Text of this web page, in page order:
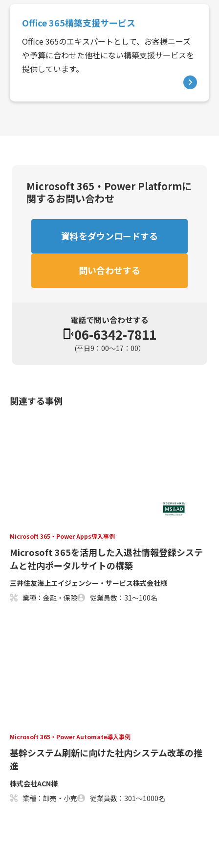
Office 365構築支援サービス
Office 365のエキスパートとして、お客様ニーズ
や予算に合わせた他社にない構築支援サービスを
提供しています。
Microsoft 365・Power Platformに
関するお問い合わせ
資料をダウンロードする
問い合わせする
電話で問い合わせする
06-6342-7811
(平日9：00～17：00）
関連する事例
Microsoft 365・Power Apps導入事例
Microsoft 365を活用した入退社情報登録システ
ムと社内ポータルサイトの構築
三井住友海上エイジェンシー・サービス株式会社様
業種：金融・保険
従業員数：31～100名
Microsoft 365・Power Automate導入事例
基幹システム刷新に向けた社内システム改革の推
進
株式会社ACN様
業種：卸売・小売
従業員数：301～1000名